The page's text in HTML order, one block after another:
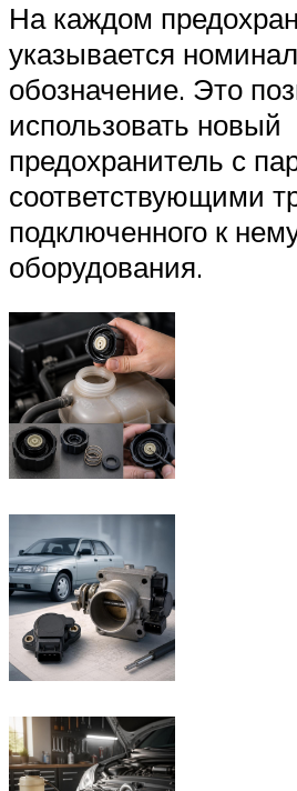
На каждом
указывается
обозначение. Это
использовать новый
предохранитель с
соответствующими
подключенного к
оборудования.